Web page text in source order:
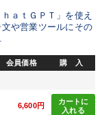
ａｔＧＰＴ」を使え
や営業ツールにその
会員価格 購 入
6,600円
カートに
入れる